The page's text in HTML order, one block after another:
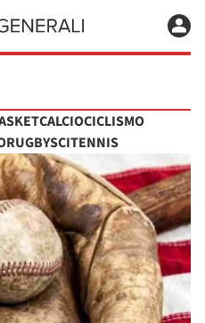
CALCIOCICLISMO
RUGBYSCITENNIS